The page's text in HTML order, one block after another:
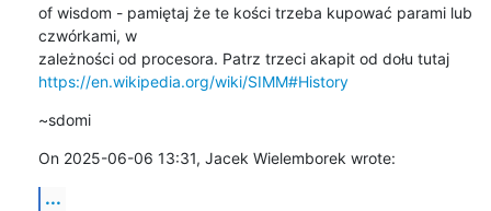
of wisdom - pamiętaj że te kości trzeba kupować parami lub
czwórkami, w
https://en.wikipedia.org/wiki/SIMM#History
~sdomi
On 2025-06-06 13:31, Jacek Wielemborek wrote:
...